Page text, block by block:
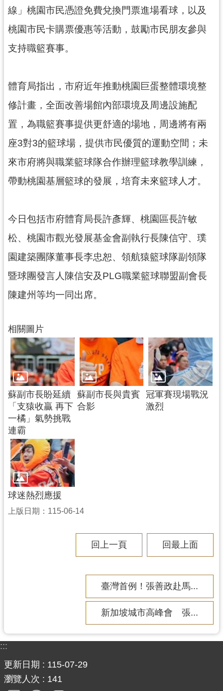
策
網
安
策
政
府
網
站
資
料
開
告
線」桃園市民憑證免費兌換門票進場看球，以及
桃園市民卡購票優惠等活動，鼓勵市民朋友參與
支持職籃賽事。
體育局指出，市府近年推動桃園巨蛋整體環境整
修計畫，全面改善場館內部環境及周邊設施配
置，為職籃賽事提供更舒適的場地，周邊將有兩
座3對3的籃球場，提供市民優質的運動空間；未
來市府將與職業籃球隊合作辦理籃球教學訓練，
帶動桃園基層籃球的發展，培育未來籃球人才。
今日包括市府體育局長許彥輝、桃園區長許敏
松、桃園市觀光發展基金會副執行長陳信守、璞
園建築團隊董事長李忠恕、領航猿籃球隊副領隊
暨球團發言人陳信安及PLG職業籃球聯盟副會長
陳建州等均一同出席。
相關圖片
蘇副市長盼延續
「支猿收贏 再下
一橘」氣勢挑戰
連霸
蘇副市長與貴賓
合影
冠軍賽現場戰況
激烈
球迷熱烈應援
上版日期：115-06-14
回上一頁 回最上面
臺灣首例！張善政赴馬...
新加坡城市高峰會 張...
:::
更新日期
115-07-29
瀏覽人次
141